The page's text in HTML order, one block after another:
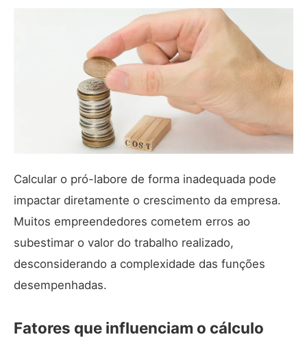
Calcular o pró-labore de forma inadequada pode
impactar diretamente o crescimento da empresa.
Muitos empreendedores cometem erros ao
subestimar o valor do trabalho realizado,
desconsiderando a complexidade das funções
desempenhadas.
Fatores que influenciam o cálculo